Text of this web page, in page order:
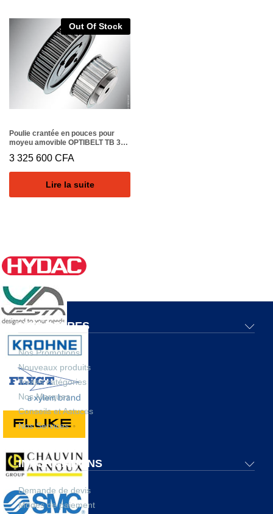
Out Of Stock
Poulie crantée en pouces pour
moyeu amovible OPTIBELT TB 32
3 325 600 CFA
Lire la suite
NOS OFFRES
Nos Promotions
Nouveaux produits
Toutes catégories
Nos Marques
Conseils et Astuces
Nos Services
INFORMATIONS
Demande de devis
Modes de paiement